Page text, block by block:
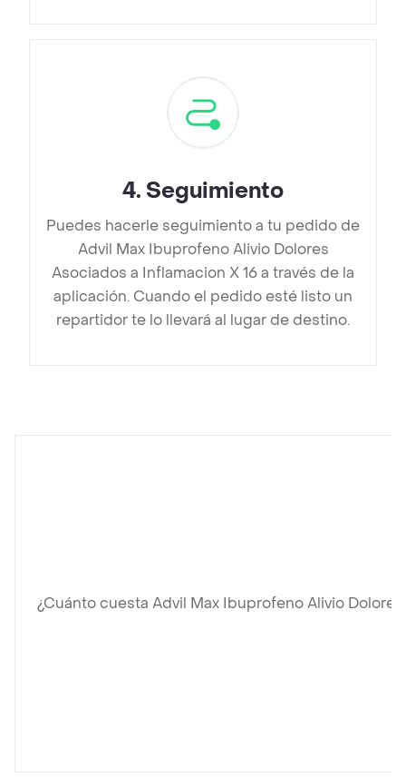
4. Seguimiento
Puedes hacerle seguimiento a tu pedido de
Advil Max Ibuprofeno Alivio Dolores
Asociados a Inflamacion X 16 a través de la
aplicación. Cuando el pedido esté listo un
repartidor te lo llevará al lugar de destino.
¿Cuánto cuesta Advil Max Ibuprofeno Alivio